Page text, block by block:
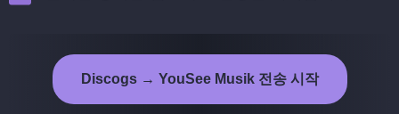
Discogs → YouSee Musik 전송 시작